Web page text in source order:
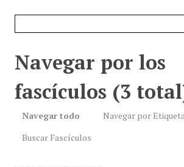
Navegar por los
fascículos (3
Navegar todo
Navegar por
Buscar Fascículos